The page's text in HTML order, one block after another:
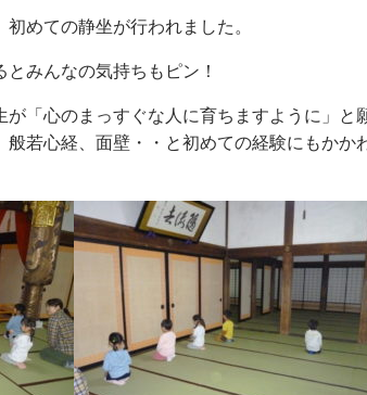
めての静坐が行われました。
みんなの気持ちもピン！
が「心のまっすぐな人に育ちますように」と
若心経、面壁・・と初めての経験にもかか